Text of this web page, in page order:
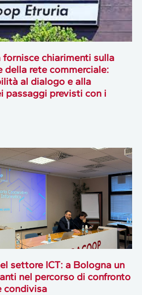
chiarimenti sulla
della rete commerciale:
al dialogo e alla
passaggi previsti con i
settore ICT: a Bologna un
nel percorso di confronto
condivisa